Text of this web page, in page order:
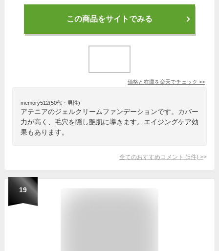
この商品をサイトでみる
価格と在庫を楽天でチェック >>
memory512(50代・男性)
アテニアのジェルクリームファンデーションです。カバー
力が高く、毛穴を隠し艶肌に導きます。エイジングケア効
果もあります。
全てのおすすめコメント (5件) >
19